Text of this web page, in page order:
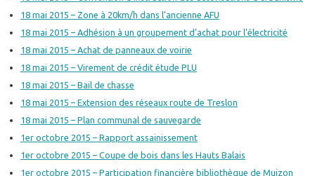
18 mai 2015 – Zone à 20km/h dans l’ancienne AFU
18 mai 2015 – Adhésion à un groupement d’achat pour l’électricité
18 mai 2015 – Achat de panneaux de voirie
18 mai 2015 – Virement de crédit étude PLU
18 mai 2015 – Bail de chasse
18 mai 2015 – Extension des réseaux route de Treslon
18 mai 2015 – Plan communal de sauvegarde
1er octobre 2015 – Rapport assainissement
1er octobre 2015 – Coupe de bois dans les Hauts Balais
1er octobre 2015 – Participation financière bibliothèque de Muizon